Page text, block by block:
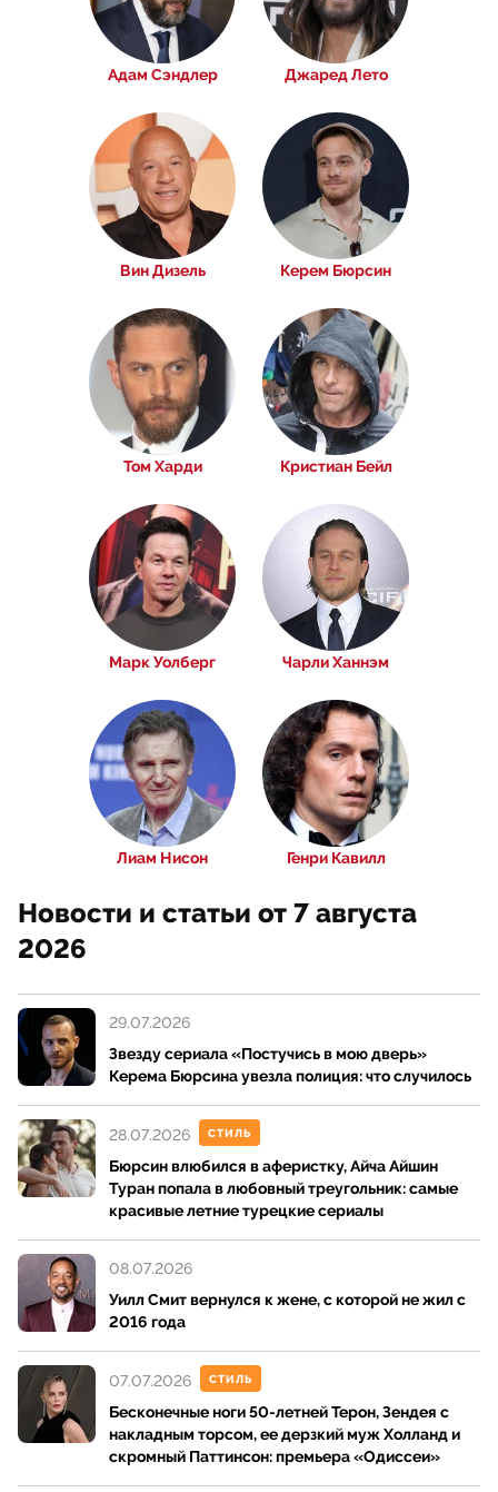
Адам Сэндлер Джаред Лето
Вин Дизель Керем Бюрсин
Том Харди Кристиан Бейл
Марк Уолберг Чарли Ханнэм
Лиам Нисон Генри Кавилл
Новости и статьи от 7 августа
2026
Звезду сериала «Постучись в мою дверь»
Керема Бюрсина увезла полиция: что случилось
29.07.2026
СТИЛЬ
Бюрсин влюбился в аферистку, Айча Айшин
Туран попала в любовный треугольник: самые
красивые летние турецкие сериалы
28.07.2026
Уилл Смит вернулся к жене, с которой не жил с
2016 года
08.07.2026
СТИЛЬ
Бесконечные ноги 50-летней Терон, Зендея с
накладным торсом, ее дерзкий муж Холланд и
скромный Паттинсон: премьера «Одиссеи»
07.07.2026